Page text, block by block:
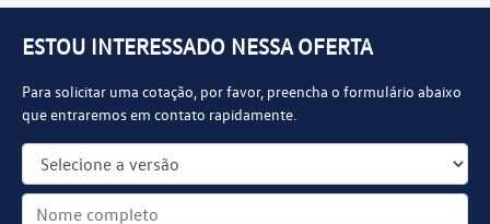
ESTOU INTERESSADO NESSA OFERTA
Para solicitar uma cotação, por favor, preencha o formulário abaixo
que entraremos em contato rapidamente.